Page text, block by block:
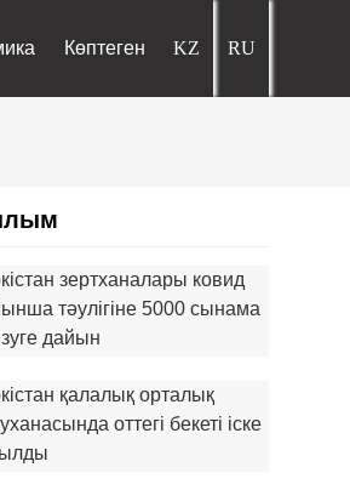
Көптеген
зертханалары ковид
тәулігіне 5000 сынама
дайын
қалалық ор­та­лық
оттегі беке­ті іске